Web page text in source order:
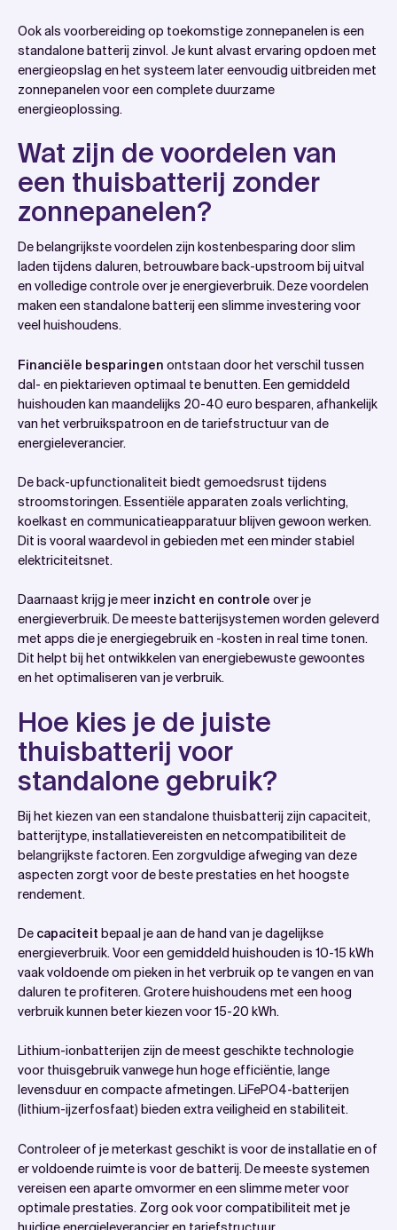
Ook als voorbereiding op toekomstige zonnepanelen is een
standalone batterij zinvol. Je kunt alvast ervaring opdoen met
energieopslag en het systeem later eenvoudig uitbreiden met
zonnepanelen voor een complete duurzame
energieoplossing.
Wat zijn de voordelen van
een thuisbatterij zonder
zonnepanelen?
De belangrijkste voordelen zijn kostenbesparing door slim
laden tijdens daluren, betrouwbare back-upstroom bij uitval
en volledige controle over je energieverbruik. Deze voordelen
maken een standalone batterij een slimme investering voor
veel huishoudens.
Financiële besparingen ontstaan door het verschil tussen
dal- en piektarieven optimaal te benutten. Een gemiddeld
huishouden kan maandelijks 20-40 euro besparen, afhankelijk
van het verbruikspatroon en de tariefstructuur van de
energieleverancier.
De back-upfunctionaliteit biedt gemoedsrust tijdens
stroomstoringen. Essentiële apparaten zoals verlichting,
koelkast en communicatieapparatuur blijven gewoon werken.
Dit is vooral waardevol in gebieden met een minder stabiel
elektriciteitsnet.
Daarnaast krijg je meer inzicht en controle over je
energieverbruik. De meeste batterijsystemen worden geleverd
met apps die je energiegebruik en -kosten in real time tonen.
Dit helpt bij het ontwikkelen van energiebewuste gewoontes
en het optimaliseren van je verbruik.
Hoe kies je de juiste
thuisbatterij voor
standalone gebruik?
Bij het kiezen van een standalone thuisbatterij zijn capaciteit,
batterijtype, installatievereisten en netcompatibiliteit de
belangrijkste factoren. Een zorgvuldige afweging van deze
aspecten zorgt voor de beste prestaties en het hoogste
rendement.
De capaciteit bepaal je aan de hand van je dagelijkse
energieverbruik. Voor een gemiddeld huishouden is 10-15 kWh
vaak voldoende om pieken in het verbruik op te vangen en van
daluren te profiteren. Grotere huishoudens met een hoog
verbruik kunnen beter kiezen voor 15-20 kWh.
Lithium-ionbatterijen zijn de meest geschikte technologie
voor thuisgebruik vanwege hun hoge efficiëntie, lange
levensduur en compacte afmetingen. LiFePO4-batterijen
(lithium-ijzerfosfaat) bieden extra veiligheid en stabiliteit.
Controleer of je meterkast geschikt is voor de installatie en of
er voldoende ruimte is voor de batterij. De meeste systemen
vereisen een aparte omvormer en een slimme meter voor
optimale prestaties. Zorg ook voor compatibiliteit met je